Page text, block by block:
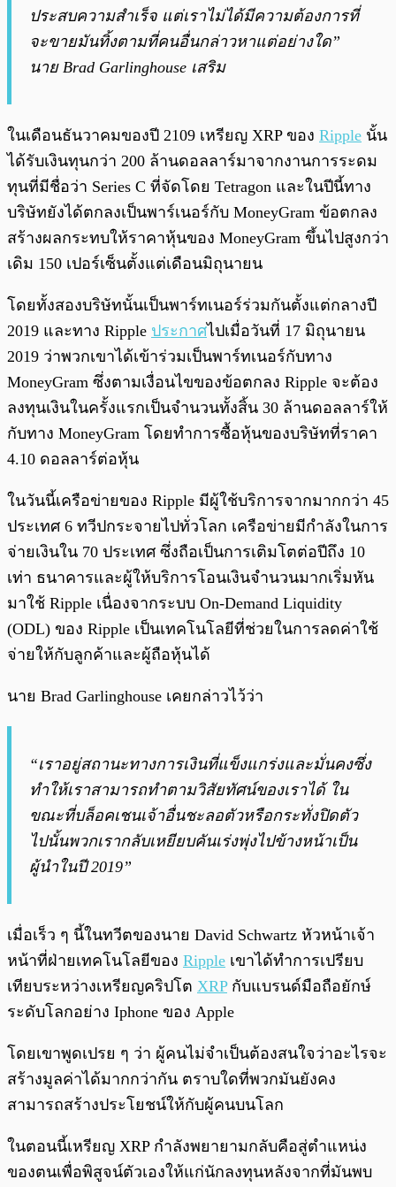
ประสบความสำเร็จ แต่เราไม่ได้มีความต้องการที่
จะขายมันทิ้งตามที่คนอื่นกล่าวหาแต่อย่างใด”
นาย Brad Garlinghouse เสริม
ในเดือนธันวาคมของปี 2109 เหรียญ XRP ของ Ripple นั้น
ได้รับเงินทุนกว่า 200 ล้านดอลลาร์มาจากงานการระดม
ทุนที่มีชื่อว่า Series C ที่จัดโดย Tetragon และในปีนี้ทาง
บริษัทยังได้ตกลงเป็นพาร์เนอร์กับ MoneyGram ข้อตกลง
สร้างผลกระทบให้ราคาหุ้นของ MoneyGram ขึ้นไปสูงกว่า
เดิม 150 เปอร์เซ็นตั้งแต่เดือนมิถุนายน
โดยทั้งสองบริษัทนั้นเป็นพาร์ทเนอร์ร่วมกันตั้งแต่กลางปี
2019 และทาง Ripple ประกาศไปเมื่อวันที่ 17 มิถุนายน
2019 ว่าพวกเขาได้เข้าร่วมเป็นพาร์ทเนอร์กับทาง
MoneyGram ซึ่งตามเงื่อนไขของข้อตกลง Ripple จะต้อง
ลงทุนเงินในครั้งแรกเป็นจำนวนทั้งสิ้น 30 ล้านดอลลาร์ให้
กับทาง MoneyGram โดยทำการซื้อหุ้นของบริษัทที่ราคา
4.10 ดอลลาร์ต่อหุ้น
ในวันนี้เครือข่ายของ Ripple มีผู้ใช้บริการจากมากกว่า 45
ประเทศ 6 ทวีปกระจายไปทั่วโลก เครือข่ายมีกำลังในการ
จ่ายเงินใน 70 ประเทศ ซึ่งถือเป็นการเติมโตต่อปีถึง 10
เท่า ธนาคารและผู้ให้บริการโอนเงินจำนวนมากเริ่มหัน
มาใช้ Ripple เนื่องจากระบบ On-Demand Liquidity
(ODL) ของ Ripple เป็นเทคโนโลยีที่ช่วยในการลดค่าใช้
จ่ายให้กับลูกค้าและผู้ถือหุ้นได้
นาย Brad Garlinghouse เคยกล่าวไว้ว่า
“เราอยู่สถานะทางการเงินที่แข็งแกร่งและมั่นคงซึ่ง
ทำให้เราสามารถทำตามวิสัยทัศน์ของเราได้ ใน
ขณะที่บล็อคเชนเจ้าอื่นชะลอตัวหรือกระทั่งปิดตัว
ไปนั้นพวกเรากลับเหยียบคันเร่งพุ่งไปข้างหน้าเป็น
ผู้นำในปี 2019”
เมื่อเร็ว ๆ นี้ในทวีตของนาย David Schwartz หัวหน้าเจ้า
หน้าที่ฝ่ายเทคโนโลยีของ Ripple เขาได้ทำการเปรียบ
เทียบระหว่างเหรียญคริปโต XRPกับแบรนด์มือถือยักษ์
ระดับโลกอย่าง Iphone ของ Apple
โดยเขาพูดเปรย ๆ ว่า ผู้คนไม่จำเป็นต้องสนใจว่าอะไรจะ
สร้างมูลค่าได้มากกว่ากัน ตราบใดที่พวกมันยังคง
สามารถสร้างประโยชน์ให้กับผู้คนบนโลก
ในตอนนี้เหรียญ XRP กำลังพยายามกลับคือสู่ตำแหน่ง
ของตนเพื่อพิสูจน์ตัวเองให้แก่นักลงทุนหลังจากที่มันพบ